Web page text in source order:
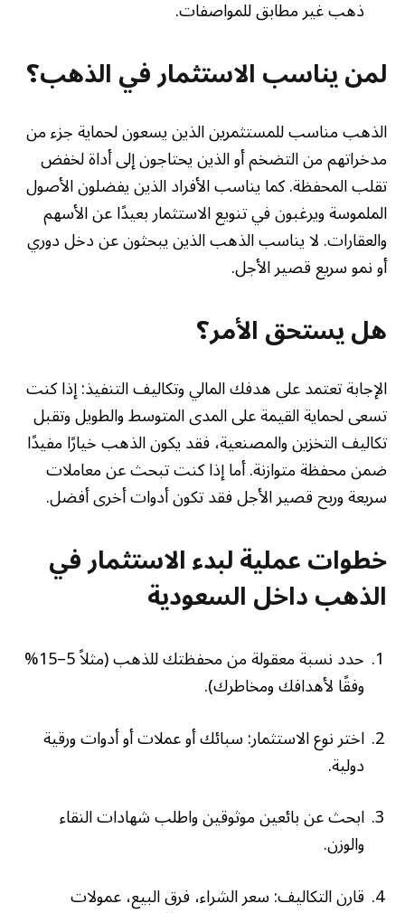
ذهب غير مطابق للمواصفات.
لمن يناسب الاستثمار في الذهب؟
الذهب مناسب للمستثمرين الذين يسعون لحماية جزء من
مدخراتهم من التضخم أو الذين يحتاجون إلى أداة لخفض
تقلب المحفظة. كما يناسب الأفراد الذين يفضلون الأصول
الملموسة ويرغبون في تنويع الاستثمار بعيدًا عن الأسهم
والعقارات. لا يناسب الذهب الذين يبحثون عن دخل دوري
أو نمو سريع قصير الأجل.
هل يستحق الأمر؟
الإجابة تعتمد على هدفك المالي وتكاليف التنفيذ: إذا كنت
تسعى لحماية القيمة على المدى المتوسط والطويل وتقبل
تكاليف التخزين والمصنعية، فقد يكون الذهب خيارًا مفيدًا
ضمن محفظة متوازنة. أما إذا كنت تبحث عن معاملات
سريعة وربح قصير الأجل فقد تكون أدوات أخرى أفضل.
خطوات عملية لبدء الاستثمار في
الذهب داخل السعودية
حدد نسبة معقولة من محفظتك للذهب (مثلاً 5–15%
وفقًا لأهدافك ومخاطرك).
اختر نوع الاستثمار: سبائك أو عملات أو أدوات ورقية
دولية.
ابحث عن بائعين موثوقين واطلب شهادات النقاء
والوزن.
قارن التكاليف: سعر الشراء، فرق البيع، عمولات